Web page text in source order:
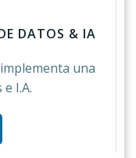
DATOS & IA
una
I.A.